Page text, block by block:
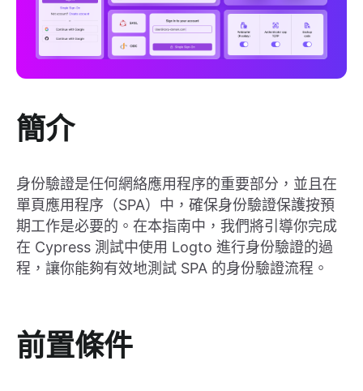
簡介
身份驗證是任何網絡應用程序的重要部分，並且在
單頁應用程序（SPA）中，確保身份驗證保護按預
期工作是必要的。在本指南中，我們將引導你完成
在 Cypress 測試中使用 Logto 進行身份驗證的過
程，讓你能夠有效地測試 SPA 的身份驗證流程。
前置條件